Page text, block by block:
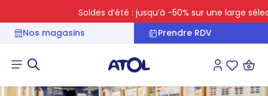
Soldes d’été : jusqu’à -50% sur une large
Nos magasins
Prendre RDV
Connexion